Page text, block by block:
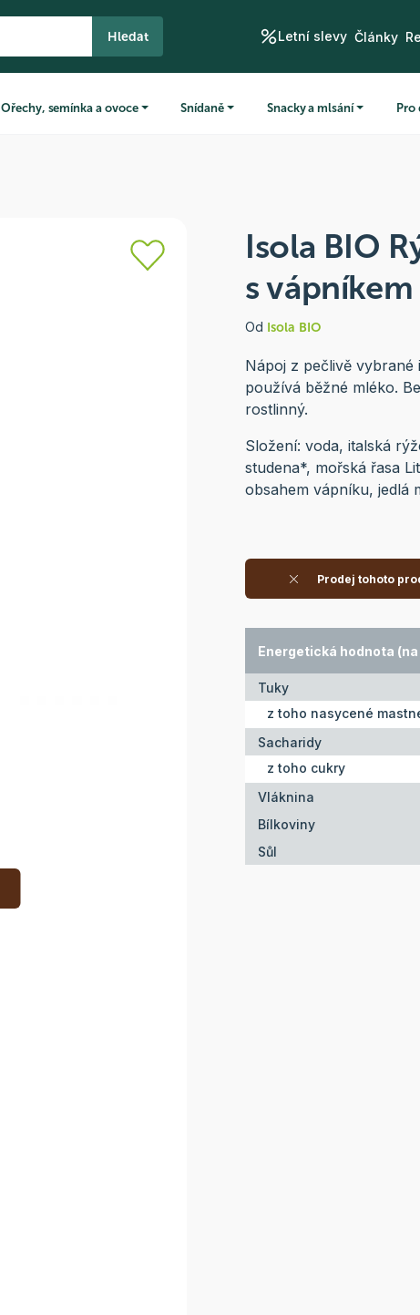
Hledat Letní slevy Články
Ořechy, semínka a ovoce Snídaně Snacky a mlsání Pro
Isola BIO
s
Od Isola BIO
Nápoj z pečlivě vybrané
používá běžné mléko.
rostlinný.
Složení: voda, italská
studena*, mořská řasa
obsahem vápníku, jedlá
Prodej tohoto
Energetická hodnota (na
Tuky
z toho nasycené
Sacharidy
z toho cukry
Vláknina
Bílkoviny
Sůl